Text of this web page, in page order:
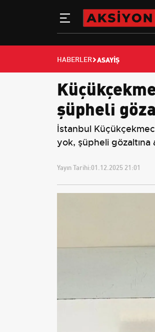
HABERLER ASAYIŞ
şüpheli
İstanbul
yok, şüpheli gözaltına
Yayın Tarihi:01.12.2025 21:01